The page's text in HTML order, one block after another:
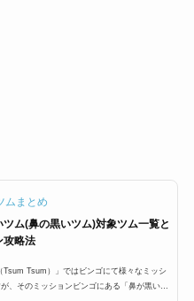
ムまとめ
ツム(鼻の黒いツム)対象ツム一覧と
攻略法
Tsum Tsum）」ではビンゴにて様々なミッシ
、そのミッションビンゴにある「鼻が黒いツ